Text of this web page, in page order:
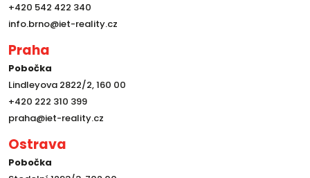
+420 542 422 340
info.brno@iet-reality.cz
Praha
Pobočka
Lindleyova 2822/2, 160 00
+420 222 310 399
praha@iet-reality.cz
Ostrava
Pobočka